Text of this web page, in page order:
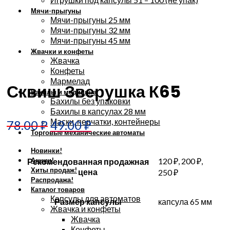
Мячи-прыгуны
Мячи-прыгуны 25 мм
Мячи-прыгуны 32 мм
Мячи-прыгуны 45 мм
Жвачки и конфеты
Жвачка
Конфеты
Мармелад
Бахилы и медицина
Бахилы без упаковки
Бахилы в капсулах 28 мм
Маски, перчатки, контейнеры
Торговые механические автоматы
Новинки!
Акции!
Хиты продаж!
Распродажа!
Каталог товаров
Капсулы для автоматов
Жвачка и конфеты
Жвачка
Увеличить
Сквиш Зверушка К65
78.00₽49.00₽
Рекомендованная продажная
цена
120 ₽, 200 ₽,
250 ₽
Размер капсулы капсула 65 мм